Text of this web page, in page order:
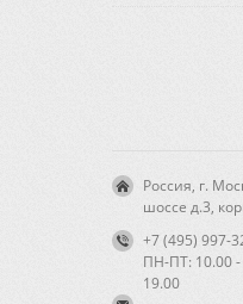
Россия, г.
шоссе д.3,
+7 (495) 997-
ПН-ПТ: 10.00 -
19.00